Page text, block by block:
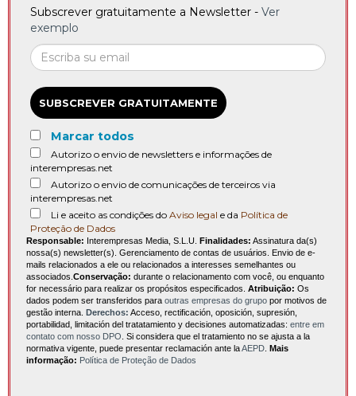
Subscrever gratuitamente a Newsletter - Ver
exemplo
SUBSCREVER GRATUITAMENTE
Marcar todos
Autorizo o envio de newsletters e informações de
interempresas.net
Autorizo o envio de comunicações de terceiros via
interempresas.net
Li e aceito as condições do Aviso legal e da Política de
Proteção de Dados
Responsable: Interempresas Media, S.L.U. Finalidades: Assinatura da(s)
nossa(s) newsletter(s). Gerenciamento de contas de usuários. Envio de e-
mails relacionados a ele ou relacionados a interesses semelhantes ou
associados. Conservação: durante o relacionamento com você, ou enquanto
for necessário para realizar os propósitos especificados. Atribuição: Os
dados podem ser transferidos para outras empresas do grupo por motivos de
gestão interna. Derechos: Acceso, rectificación, oposición, supresión,
portabilidad, limitación del tratatamiento y decisiones automatizadas: entre em
contato com nosso DPO . Si considera que el tratamiento no se ajusta a la
normativa vigente, puede presentar reclamación ante laAEPD Mais
informação: Política de Proteção de Dados